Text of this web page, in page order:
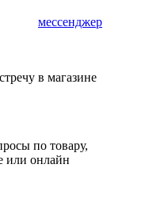
мессенджер
в магазине
по товару,
или онлайн